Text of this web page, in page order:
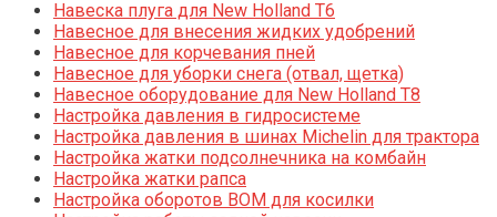
Навеска плуга для New Holland T6
Навесное для внесения жидких удобрений
Навесное для корчевания пней
Навесное для уборки снега (отвал, щетка)
Навесное оборудование для New Holland T8
Настройка давления в гидросистеме
Настройка давления в шинах Michelin для трактора
Настройка жатки подсолнечника на комбайн
Настройка жатки рапса
Настройка оборотов ВОМ для косилки